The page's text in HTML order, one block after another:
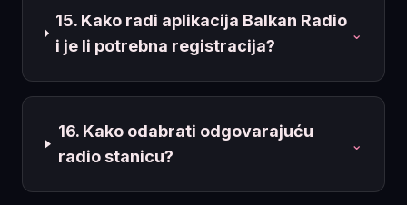
15. Kako radi aplikacija Balkan Radio
i je li potrebna registracija?
⌄
16. Kako odabrati odgovarajuću
radio stanicu?
⌄